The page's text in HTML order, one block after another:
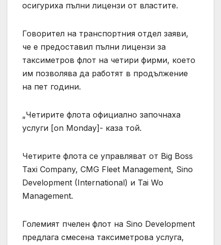
осигуриха пълни лицензи от властите.
Говорител на транспортния отдел заяви,
че е предоставил пълни лицензи за
таксиметров флот на четири фирми, което
им позволява да работят в продължение
на пет години.
„Четирите флота официално започнаха
услуги [on Monday]- каза той.
Четирите флота се управляват от Big Boss
Taxi Company, CMG Fleet Management, Sino
Development (International) и Tai Wo
Management.
Големият пчелен флот на Sino Development
предлага смесена таксиметрова услуга,